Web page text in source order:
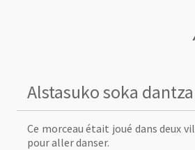
Alstasuko soka dantza
Ce morceau était joué dans deux
pour aller danser.